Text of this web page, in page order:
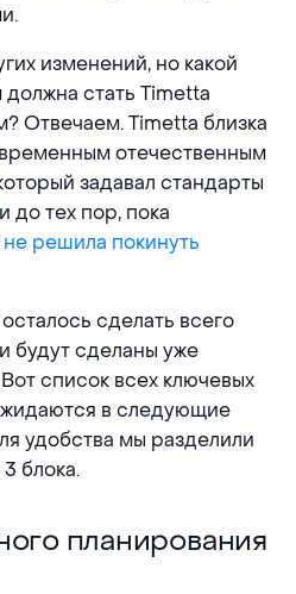
изменений, но какой
стать Timetta
Отвечаем. Timetta близка
отечественным
задавал стандарты
до тех пор, пока
решила покинуть
сделать всего
будут сделаны уже
список всех ключевых
в следующие
удобства мы разделили
блока.
планирования